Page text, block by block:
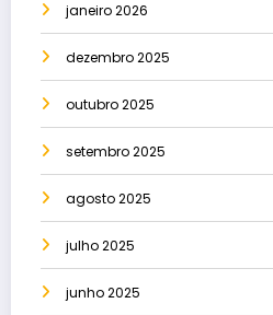
janeiro 2026
dezembro 2025
outubro 2025
setembro 2025
agosto 2025
julho 2025
junho 2025